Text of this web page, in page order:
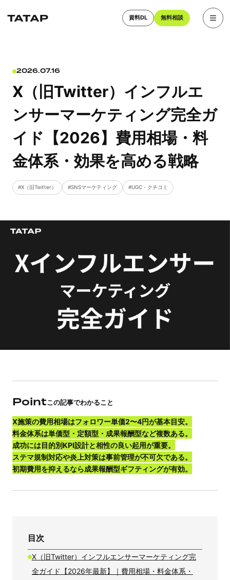
資料DL 無料相談
2026.07.16
X（旧Twitter）インフルエ
ンサーマーケティング完全ガ
イド【2026】費用相場・料
金体系・効果を高める戦略
X（旧Twitter） SNSマーケティング UGC・クチコミ
Pointこの記事でわかること
X施策の費用相場はフォロワー単価2〜4円が基本目安。
料金体系は単価型・定額型・成果報酬型など複数ある。
成功には目的別KPI設計と相性の良い起用が重要。
ステマ規制対応や炎上対策は事前管理が不可欠である。
初期費用を抑えるなら成果報酬型ギフティングが有効。
目次
X（旧Twitter）インフルエンサーマーケティング完
全ガイド【2026年最新】｜費用相場・料金体系・